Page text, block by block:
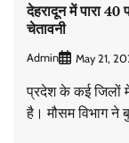
देहरादून में पारा
चेतावनी
Admin May 21,
प्रदेश के कई जिलों में
है। मौसम विभाग ने